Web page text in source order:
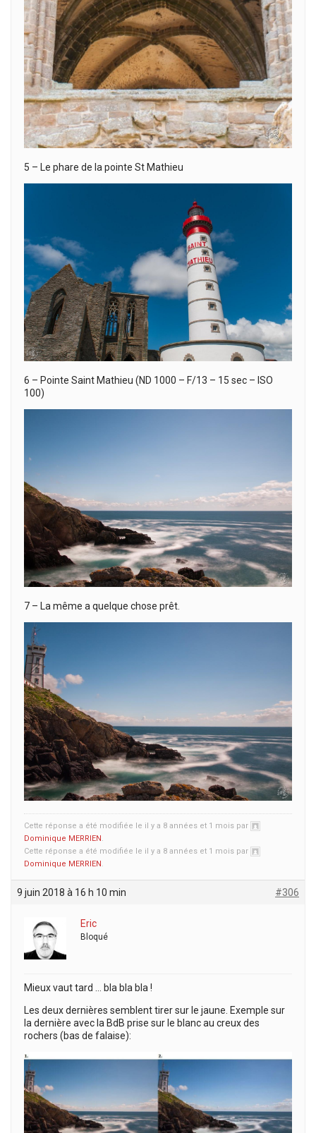
5 – Le phare de la pointe St Mathieu
6 – Pointe Saint Mathieu (ND 1000 – F/13 – 15 sec – ISO
100)
7 – La même a quelque chose prêt.
Cette réponse a été modifiée le il y a 8 années et 1 mois par
Dominique MERRIEN.
Cette réponse a été modifiée le il y a 8 années et 1 mois par
Dominique MERRIEN.
9 juin 2018 à 16 h 10 min #306
Eric
Bloqué
Mieux vaut tard … bla bla bla !
Les deux dernières semblent tirer sur le jaune. Exemple sur
la dernière avec la BdB prise sur le blanc au creux des
rochers (bas de falaise):